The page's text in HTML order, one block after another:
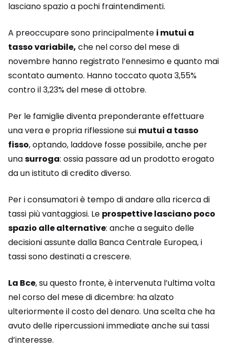
lasciano spazio a pochi fraintendimenti.
A preoccupare sono principalmente i mutui a
tasso variabile, che nel corso del mese di
novembre hanno registrato l’ennesimo e quanto mai
scontato aumento. Hanno toccato quota 3,55%
contro il 3,23% del mese di ottobre.
Per le famiglie diventa preponderante effettuare
una vera e propria riflessione sui mutui a tasso
fisso, optando, laddove fosse possibile, anche per
unasurroga: ossia passare ad un prodotto erogato
da un istituto di credito diverso.
Per i consumatori è tempo di andare alla ricerca di
tassi più vantaggiosi. Le prospettive lasciano poco
spazio alle alternative: anche a seguito delle
decisioni assunte dalla Banca Centrale Europea, i
tassi sono destinati a crescere.
La Bce, su questo fronte, è intervenuta l’ultima volta
nel corso del mese di dicembre: ha alzato
ulteriormente il costo del denaro. Una scelta che ha
avuto delle ripercussioni immediate anche sui tassi
d’interesse.